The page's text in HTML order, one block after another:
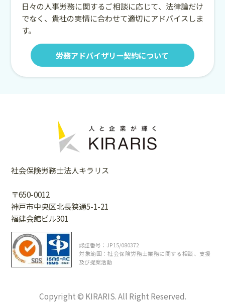
日々の人事労務に関するご相談に応じて、法律論だけ
でなく、貴社の実情に合わせて適切にアドバイスしま
す。
労務アドバイザリー契約について
社会保険労務士法人キラリス
〒650-0012
神戸市中央区北長狭通5-1-21
福建会館ビル301
認証番号：JP15/080372
対象範囲：社会保険労務士業務に関する相談、支援
及び提案活動
Copyright © KIRARIS. All Right Reserved.